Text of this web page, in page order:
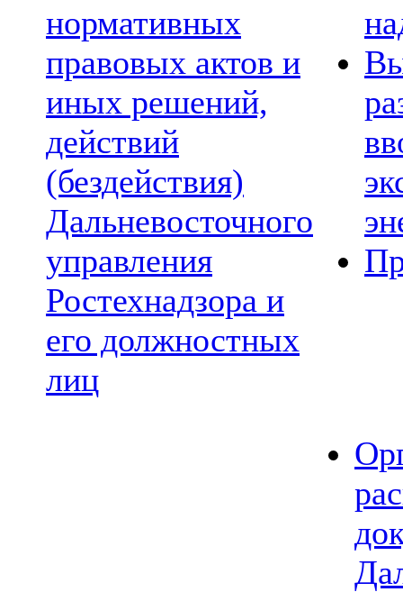
нормативных
правовых актов и
иных решений,
действий
(бездействия)
Дальневосточного
управления
Ростехнадзора и
его должностных
лиц